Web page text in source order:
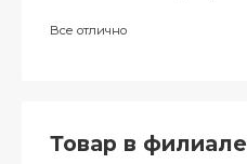
Все отлично
Товар в филиале